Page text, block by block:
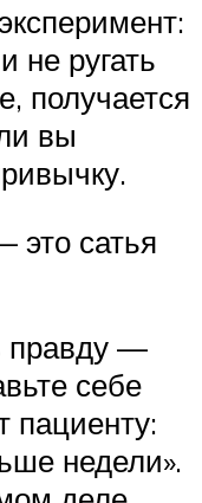
не ругать
получается
вы
это сатья
правду —
себе
пациенту:
недели».